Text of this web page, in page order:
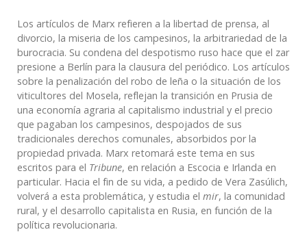
Los artículos de Marx refieren a la libertad de prensa, al
divorcio, la miseria de los campesinos, la arbitrariedad de la
burocracia. Su condena del despotismo ruso hace que el zar
presione a Berlín para la clausura del periódico. Los artículos
sobre la penalización del robo de leña o la situación de los
viticultores del Mosela, reflejan la transición en Prusia de
una economía agraria al capitalismo industrial y el precio
que pagaban los campesinos, despojados de sus
tradicionales derechos comunales, absorbidos por la
propiedad privada. Marx retomará este tema en sus
escritos para el Tribune, en relación a Escocia e Irlanda en
particular. Hacia el fin de su vida, a pedido de Vera Zasúlich,
volverá a esta problemática, y estudia el mir, la comunidad
rural, y el desarrollo capitalista en Rusia, en función de la
política revolucionaria.